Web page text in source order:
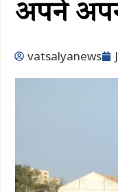
अपने
vatsalyanews